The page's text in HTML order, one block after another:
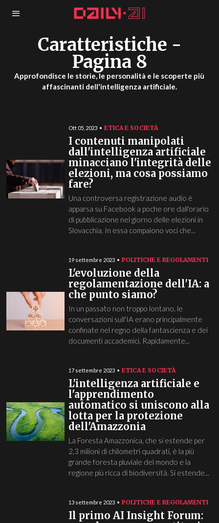
Caratteristiche -
Pagina 8
Approfondisce le storie, le personalità e le scoperte più
affascinanti dell'intelligenza artificiale.
Ott 05, 2023 ETICA E SOCIETÀ
I contenuti manipolati
dall'intelligenza artificiale
minacciano l'integrità delle
elezioni, ma cosa possiamo
fare?
Una controversa registrazione audio è
apparsa su Facebook a poche ore dall'orario
di pubblicazione nel giorno delle elezioni in
Slovacchia. In essa compaiono voci che...
19 settembre 2023 POLITICHE E REGOLAMENTI
L'evoluzione della
regolamentazione dell'IA: a
che punto siamo?
In un passato non troppo lontano, le
conversazioni sull'IA erano principalmente
confinate nel regno della fantascienza e dei
documenti accademici. Rapidamente...
17 settembre 2023 ETICA E SOCIETÀ
L'intelligenza artificiale e
l'apprendimento
automatico si uniscono alla
lotta per la protezione
dell'Amazzonia
La Foresta Amazzonica, che si estende per
2,3 milioni di chilometri quadrati, è la più
grande foresta pluviale del mondo e la
regione più ricca di biodiversità. Si estende...
13 settembre 2023 POLITICHE E REGOLAMENTI
Il primo AI Insight Forum: